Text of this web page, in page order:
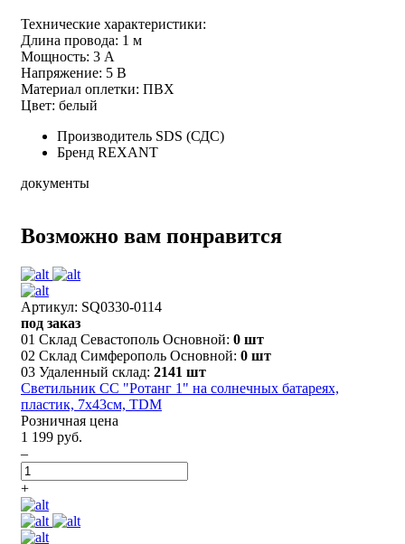
Технические характеристики:
Длина провода: 1 м
Мощность: 3 А
Напряжение: 5 В
Материал оплетки: ПВХ
Цвет: белый
Производитель SDS (СДС)
Бренд REXANT
документы
Возможно вам понравится
Артикул: SQ0330-0114
под заказ
01 Склад Севастополь Основной: 0 шт
02 Склад Симферополь Основной: 0 шт
03 Удаленный склад: 2141 шт
Светильник СС "Ротанг 1" на солнечных батареях,
пластик, 7х43cм, TDM
Розничная цена
1 199 руб.
–
+